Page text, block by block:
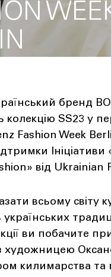
бренд
колекцію SS23 у
Fashion Week
від Ukrainian
всьому світу
українських
ви побачите
з художницею
килимарства та